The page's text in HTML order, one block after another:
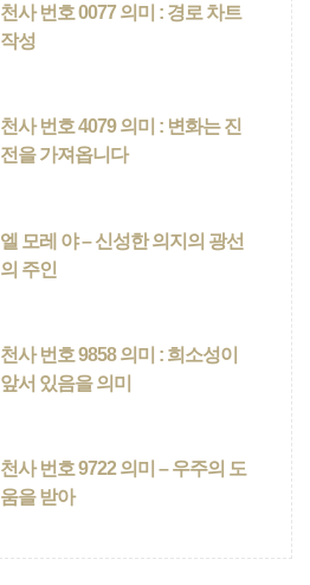
천사 번호 0077 의미 : 경로 차트
작성
천사 번호 4079 의미 : 변화는 진
전을 가져옵니다
엘 모레 야 – 신성한 의지의 광선
의 주인
천사 번호 9858 의미 : 희소성이
앞서 있음을 의미
천사 번호 9722 의미 – 우주의 도
움을 받아